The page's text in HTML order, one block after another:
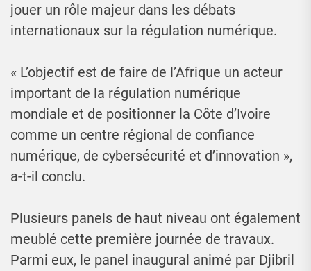
jouer un rôle majeur dans les débats
internationaux sur la régulation numérique.
« L’objectif est de faire de l’Afrique un acteur
important de la régulation numérique
mondiale et de positionner la Côte d’Ivoire
comme un centre régional de confiance
numérique, de cybersécurité et d’innovation »,
a-t-il conclu.
Plusieurs panels de haut niveau ont également
meublé cette première journée de travaux.
Parmi eux, le panel inaugural animé par Djibril